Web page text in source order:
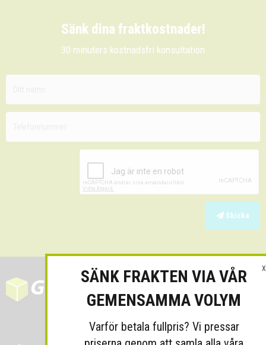
Sänk dina fraktkostnader!
30 minuters kostnadsfri konsultation
Skicka
X
SÄNK FRAKTEN VIA VÅR
GEMENSAMMA VOLYM
Varför betala fullpris? Vi pressar